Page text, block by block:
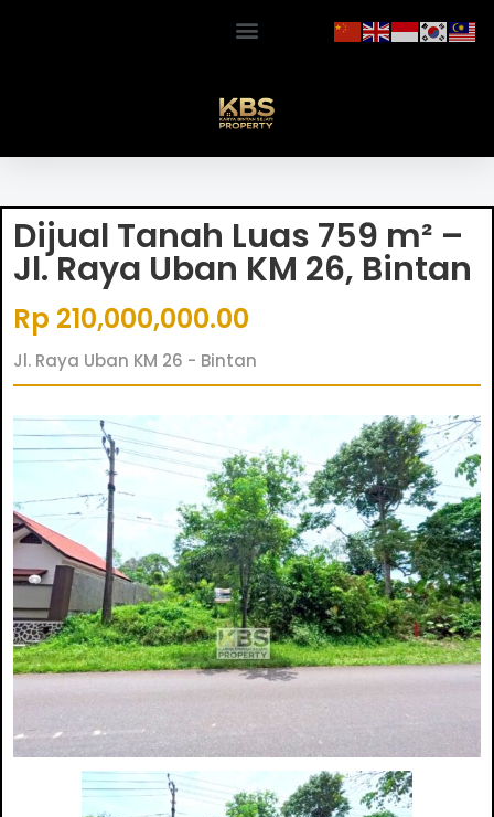
Dijual Tanah Luas 759 m² –
Jl. Raya Uban KM 26, Bintan
Rp 210,000,000.00
Jl. Raya Uban KM 26 - Bintan